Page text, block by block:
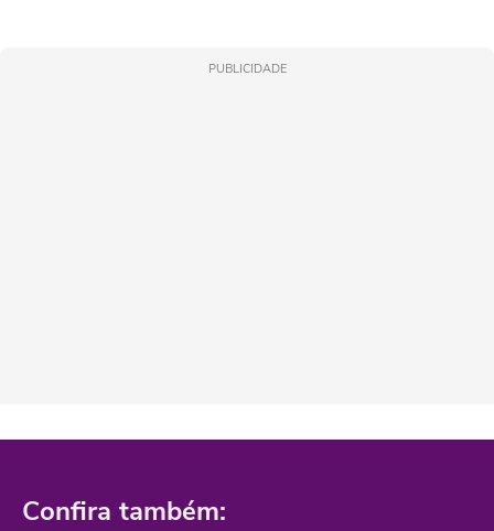
PUBLICIDADE
Confira também: